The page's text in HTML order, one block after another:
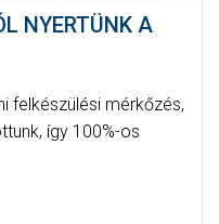
NYERTÜNK A
felkészülési mérkőzés,
így 100%-os